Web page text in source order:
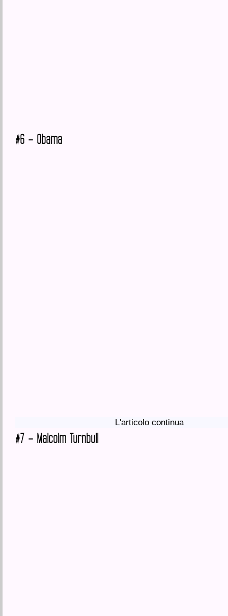
#6 – Obama
L'articolo continua
#7 – Malcolm Turnbull